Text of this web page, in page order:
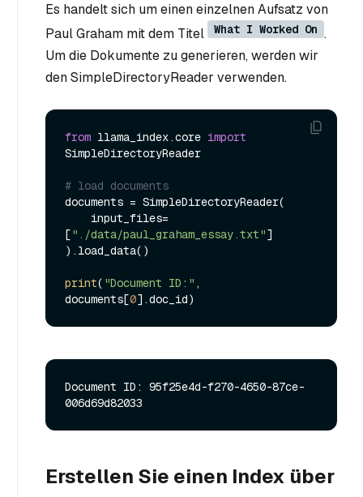
Es handelt sich um einen einzelnen Aufsatz von
Paul Graham mit dem Titel
What I Worked On .
Um die Dokumente zu generieren, werden wir
den SimpleDirectoryReader verwenden.
from llama_index.core import
SimpleDirectoryReader
# load documents
documents = SimpleDirectoryReader(
["./data/paul_graham_essay.txt"]
).load_data()
print( "Document ID:" ,
documents[0
Document ID: 95f25e4d-f270-4650-87ce-
Erstellen Sie einen Index über